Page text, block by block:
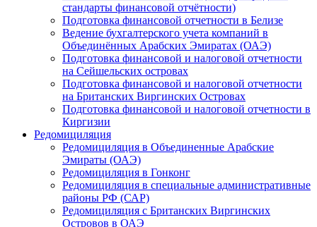
стандарты финансовой отчётности)
Подготовка финансовой отчетности в Белизе
Ведение бухгалтерского учета компаний в
Объединённых Арабских Эмиратах (ОАЭ)
Подготовка финансовой и налоговой отчетности
на Сейшельских островах
Подготовка финансовой и налоговой отчетности
на Британских Виргинских Островах
Подготовка финансовой и налоговой отчетности в
Киргизии
Редомициляция
Редомициляция в Объединенные Арабские
Эмираты (ОАЭ)
Редомициляция в Гонконг
Редомициляция в специальные административные
районы РФ (САР)
Редомициляция с Британских Виргинских
Островов в ОАЭ